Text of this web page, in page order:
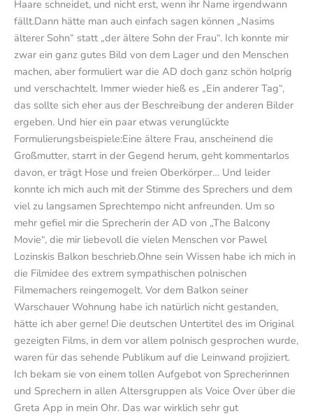
Haare schneidet, und nicht erst, wenn ihr Name irgendwann
fällt.Dann hätte man auch einfach sagen können „Nasims
älterer Sohn“ statt „der ältere Sohn der Frau“. Ich konnte mir
zwar ein ganz gutes Bild von dem Lager und den Menschen
machen, aber formuliert war die AD doch ganz schön holprig
und verschachtelt. Immer wieder hieß es „Ein anderer Tag“,
das sollte sich eher aus der Beschreibung der anderen Bilder
ergeben. Und hier ein paar etwas verunglückte
Formulierungsbeispiele:Eine ältere Frau, anscheinend die
Großmutter, starrt in der Gegend herum, geht kommentarlos
davon, er trägt Hose und freien Oberkörper… Und leider
konnte ich mich auch mit der Stimme des Sprechers und dem
viel zu langsamen Sprechtempo nicht anfreunden. Um so
mehr gefiel mir die Sprecherin der AD von „The Balcony
Movie“, die mir liebevoll die vielen Menschen vor Pawel
Lozinskis Balkon beschrieb.Ohne sein Wissen habe ich mich in
die Filmidee des extrem sympathischen polnischen
Filmemachers reingemogelt. Vor dem Balkon seiner
Warschauer Wohnung habe ich natürlich nicht gestanden,
hätte ich aber gerne! Die deutschen Untertitel des im Original
gezeigten Films, in dem vor allem polnisch gesprochen wurde,
waren für das sehende Publikum auf die Leinwand projiziert.
Ich bekam sie von einem tollen Aufgebot von Sprecherinnen
und Sprechern in allen Altersgruppen als Voice Over über die
Greta App in mein Ohr. Das war wirklich sehr gut